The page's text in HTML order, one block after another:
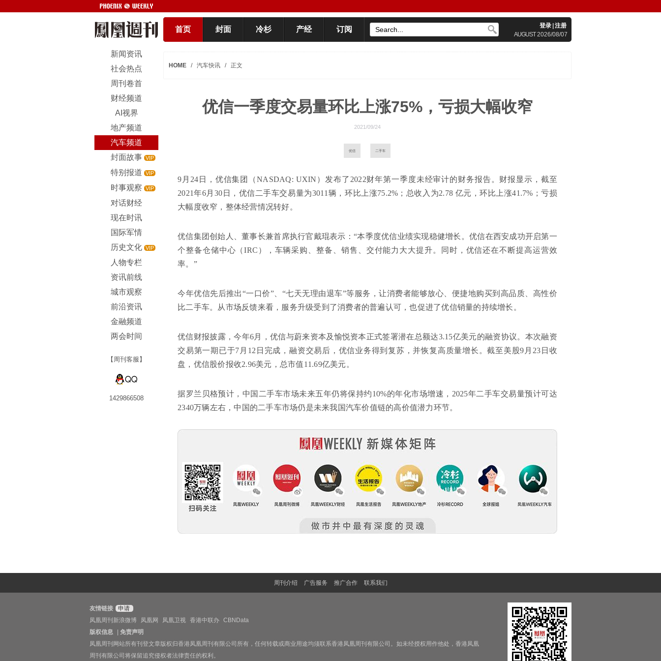
首页 封面 冷杉 产经 订阅 登录 注册
AUGUST2026/08/07
新闻资讯
社会热点
周刊卷首
财经频道
AI视界
地产频道
汽车频道
封面故事 VIP
特别报道 VIP
时事观察 VIP
对话财经
现在时讯
国际军情
历史文化 VIP
人物专栏
资讯前线
城市观察
前沿资讯
金融频道
两会时间
【周刊客服】
1429866508
HOME / 汽车快讯 / 正文
优信一季度交易量环比上涨75%，亏损大幅收窄
2021/09/24
优信 二手车
9月24日，优信集团（NASDAQ: UXIN）发布了2022财年第一季度未经审计的财务报告。财报显示，截至
2021年6月30日，优信二手车交易量为3011辆，环比上涨75.2%；总收入为2.78 亿元，环比上涨41.7%；亏损
大幅度收窄，整体经营情况转好。
优信集团创始人、董事长兼首席执行官戴琨表示：“本季度优信业绩实现稳健增长。优信在西安成功开启第一
个整备仓储中心（IRC），车辆采购、整备、销售、交付能力大大提升。同时，优信还在不断提高运营效
率。”
今年优信先后推出“一口价”、“七天无理由退车”等服务，让消费者能够放心、便捷地购买到高品质、高性价
比二手车。从市场反馈来看，服务升级受到了消费者的普遍认可，也促进了优信销量的持续增长。
优信财报披露，今年6月，优信与蔚来资本及愉悦资本正式签署潜在总额达3.15亿美元的融资协议。本次融资
交易第一期已于7月12日完成，融资交易后，优信业务得到复苏，并恢复高质量增长。截至美股9月23日收
盘，优信股价报收2.96美元，总市值11.69亿美元。
据罗兰贝格预计，中国二手车市场未来五年仍将保持约10%的年化市场增速，2025年二手车交易量预计可达
2340万辆左右，中国的二手车市场仍是未来我国汽车价值链的高价值潜力环节。
周刊介绍 广告服务 推广合作 联系我们
友情链接
申请
凤凰周刊新浪微博
凤凰网 凤凰卫视 香港中联办 CBNData
版权信息
免责声明
凤凰周刊网站所有刊登文章版权归香港凤凰周刊有限公司所有，任何转载或商业用途均须联系香港凤凰周刊有限公司。如未经授权用作他处，香港凤凰
周刊有限公司将保留追究侵权者法律责任的权利。